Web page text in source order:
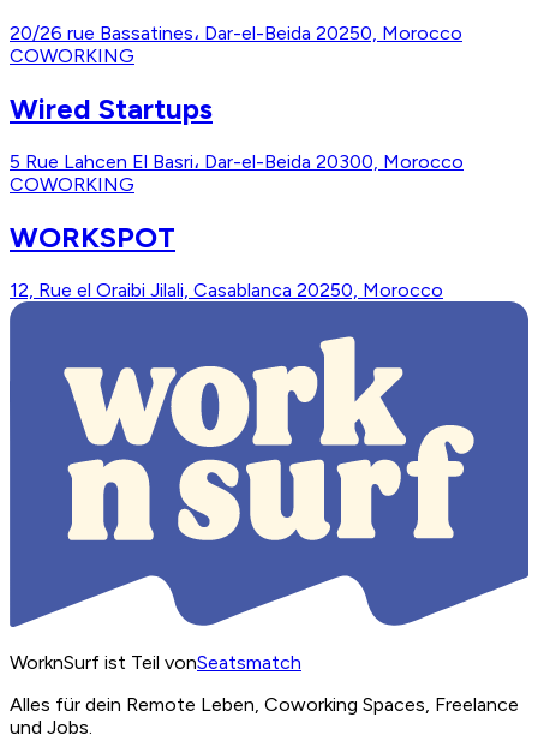
20/26 rue Bassatines، Dar-el-Beida 20250, Morocco
COWORKING
Wired Startups
5 Rue Lahcen El Basri، Dar-el-Beida 20300, Morocco
COWORKING
WORKSPOT
12, Rue el Oraibi Jilali, Casablanca 20250, Morocco
WorknSurf ist Teil vonSeatsmatch
Alles für dein Remote Leben, Coworking Spaces, Freelance
und Jobs.